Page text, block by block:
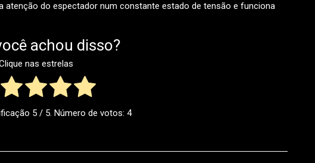
atenção do espectador num constante estado de tensão e funciona
achou disso?
nas estrelas
5/ 5. Número de votos: 4